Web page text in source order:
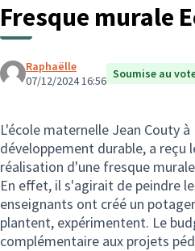
Fresque murale
Raphaëlle
07/12/2024 16:56 Soumise au
L'école maternelle Jean Couty
développement durable, a reçu
réalisation d'une fresque
En effet, il s'agirait de peindre
enseignants ont créé un
plantent, expérimentent. Le
complémentaire aux projets